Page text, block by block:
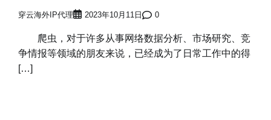
穿云海外IP代理 2023年10月11日 0
爬虫，对于许多从事网络数据分析、市场研究、竞
争情报等领域的朋友来说，已经成为了日常工作中的得
[…]